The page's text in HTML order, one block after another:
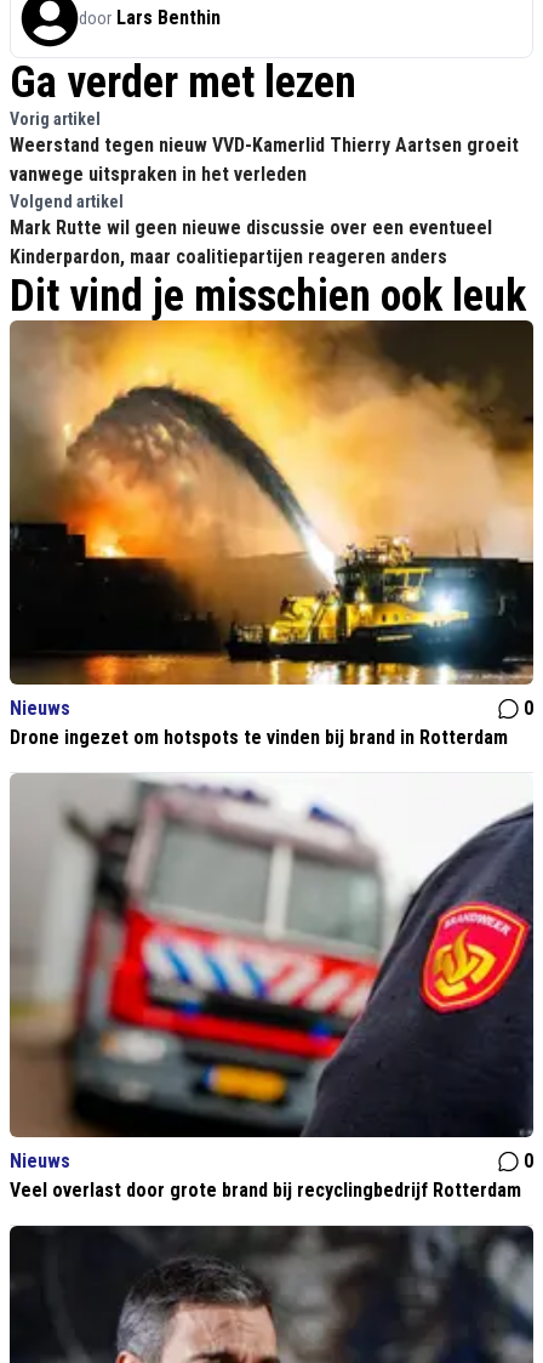
door Lars Benthin
Ga verder met lezen
Vorig artikel
Weerstand tegen nieuw VVD-Kamerlid Thierry Aartsen groeit
vanwege uitspraken in het verleden
Volgend artikel
Mark Rutte wil geen nieuwe discussie over een eventueel
Kinderpardon, maar coalitiepartijen reageren anders
Dit vind je misschien ook leuk
Nieuws
0
Drone ingezet om hotspots te vinden bij brand in Rotterdam
Nieuws
0
Veel overlast door grote brand bij recyclingbedrijf Rotterdam